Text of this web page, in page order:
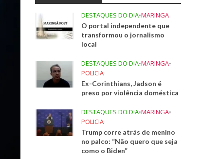
DESTAQUES DO DIA•MARINGA
O portal independente que
transformou o jornalismo
local
DESTAQUES DO DIA•MARINGA•
POLICIA
Ex-Corinthians, Jadson é
preso por violência doméstica
DESTAQUES DO DIA•MARINGA•
POLICIA
Trump corre atrás de menino
no palco: “Não quero que seja
como o Biden”